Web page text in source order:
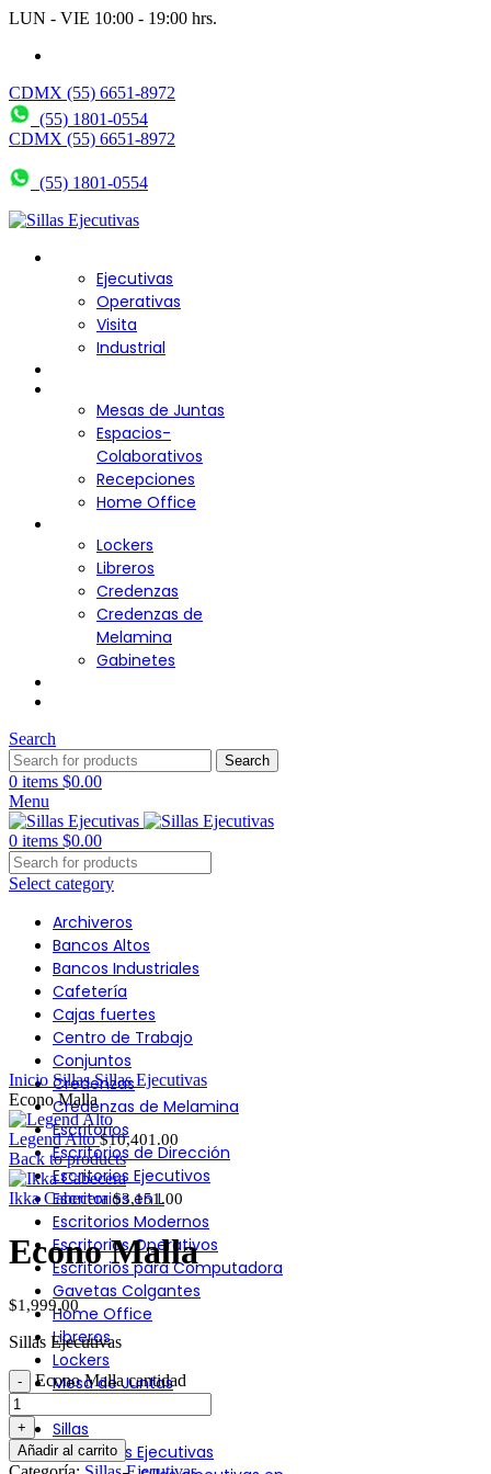
LUN - VIE 10:00 - 19:00 hrs.
CDMX (55) 6651-8972
(55) 1801-0554
CDMX (55) 6651-8972
(55) 1801-0554
Ejecutivas
Operativas
Visita
Industrial
Mesas de Juntas
Espacios-
Colaborativos
Recepciones
Home Office
Lockers
Libreros
Credenzas
Credenzas de
Melamina
Gabinetes
Search
Search
0 items $0.00
Menu
0 items $0.00
Select category
Archiveros
Bancos Altos
Bancos Industriales
Cafetería
Cajas fuertes
Centro de Trabajo
Conjuntos
Credenzas
Credenzas de Melamina
Escritorios
Escritorios de Dirección
Escritorios Ejecutivos
Escritorios en L
Escritorios Modernos
Escritorios Operativos
Escritorios para Computadora
Gavetas Colgantes
Home Office
Libreros
Lockers
Mesa de Juntas
Sillas
Sillas Ejecutivas
Click to enlarge
Inicio SillasSillas Ejecutivas
Econo Malla
Legend Alto$10,401.00
Back to products
Ikka Cabecera$3,151.00
Econo Malla
$1,999.00
Sillas Ejecutivas
Econo Malla cantidad
Añadir al carrito